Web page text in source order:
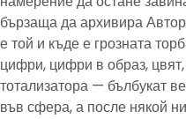
бързаща да архивира
е той и къде е грозната
цифри, цифри в образ, цвят,
тотализатора — бълбукат
във сфера, а после някой